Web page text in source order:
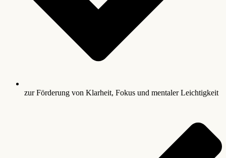
zur Förderung von Klarheit, Fokus und mentaler Leichtigkeit